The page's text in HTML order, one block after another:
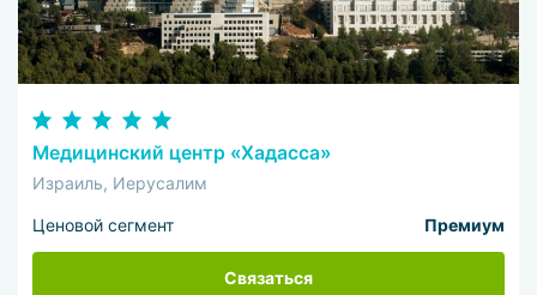
Медицинский центр «Хадасса»
Израиль, Иерусалим
Ценовой сегмент Премиум
Связаться